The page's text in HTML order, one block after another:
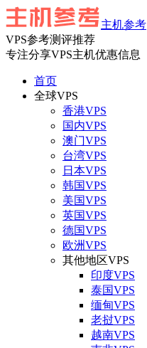
主机参考
VPS参考测评推荐
专注分享VPS主机优惠信息
首页
全球VPS
香港VPS
国内VPS
澳门VPS
台湾VPS
日本VPS
韩国VPS
美国VPS
英国VPS
德国VPS
欧洲VPS
其他地区VPS
印度VPS
泰国VPS
缅甸VPS
老挝VPS
越南VPS